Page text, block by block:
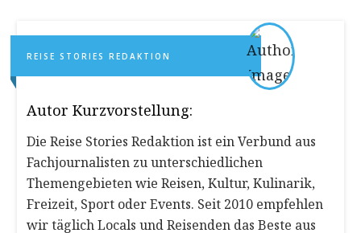
REISE STORIES REDAKTION
Autor Kurzvorstellung:
Die Reise Stories Redaktion ist ein Verbund aus
Fachjournalisten zu unterschiedlichen
Themengebieten wie Reisen, Kultur, Kulinarik,
Freizeit, Sport oder Events. Seit 2010 empfehlen
wir täglich Locals und Reisenden das Beste aus